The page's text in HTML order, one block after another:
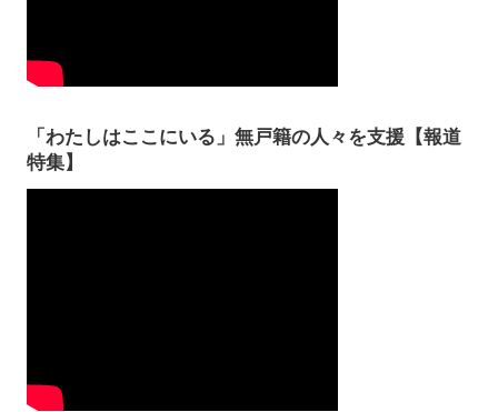
「わたしはここにいる」無戸籍の人々を支援【報道
特集】